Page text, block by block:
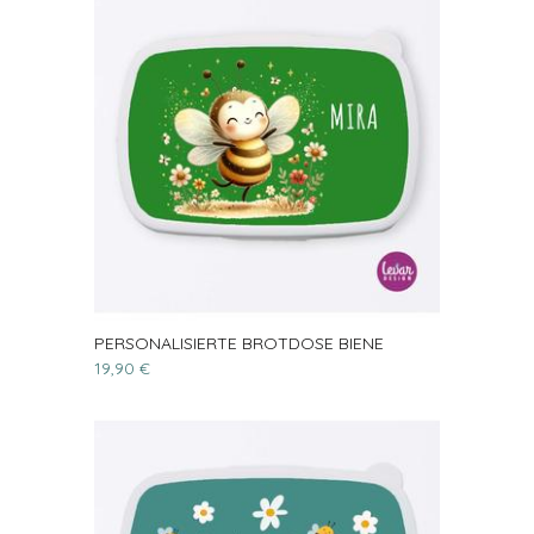
PERSONALISIERTE BROTDOSE BIENE
19,90 €